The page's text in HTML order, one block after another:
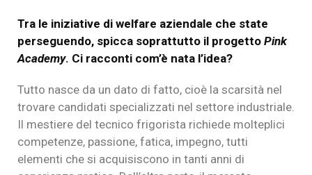
Tra le iniziative di welfare aziendale che state
perseguendo, spicca soprattutto il progetto Pink
Academy. Ci racconti com’è nata l’idea?
Tutto nasce da un dato di fatto, cioè la scarsità nel
trovare candidati specializzati nel settore industriale.
Il mestiere del tecnico frigorista richiede molteplici
competenze, passione, fatica, impegno, tutti
elementi che si acquisiscono in tanti anni di